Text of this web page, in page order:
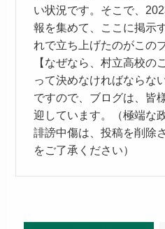
い状況です。そこで、
報を集めて、ここに掲示
れで立ち上げたのがこの
【なぜなら、村立高校の
って決めなければならな
ですので、ブログは、皆
迎しています。（極端な
誹謗中傷は、投稿を削除
をご了承ください）